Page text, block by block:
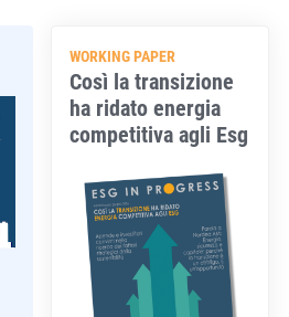
WORKING PAPER
Così la transizione
ha ridato energia
competitiva agli Esg